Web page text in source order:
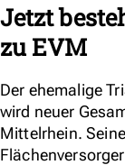
Jetzt
zu EVM
Der ehemalige
wird neuer
Mittelrhein.